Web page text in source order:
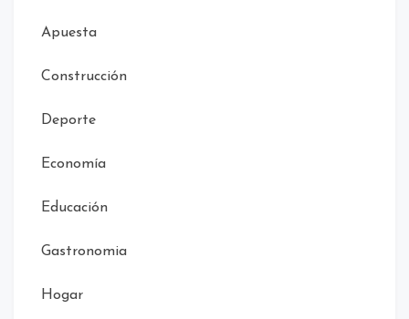
Apuesta
Construcción
Deporte
Economía
Educación
Gastronomia
Hogar